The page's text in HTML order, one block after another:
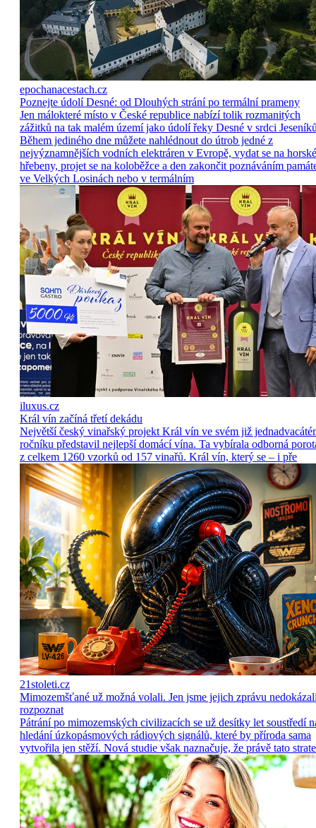
epochanacestach.cz
Poznejte údolí Desné: od Dlouhých strání po termální prameny
Jen málokteré místo v České republice nabízí tolik rozmanitých
zážitků na tak malém území jako údolí řeky Desné v srdci
Během jediného dne můžete nahlédnout do útrob jedné z
nejvýznamnějších vodních elektráren v Evropě, vydat se na horské
hřebeny, projet se na koloběžce a den zakončit poznáváním
ve Velkých Losinách nebo v termálním
iluxus.cz
Král vín začíná třetí dekádu
Největší český vinařský projekt Král vín ve svém již
ročníku představil nejlepší domácí vína. Ta vybírala odborná
z celkem 1260 vzorků od 157 vinařů. Král vín, který se – i pře
21stoleti.cz
Mimozemšťané už možná volali. Jen jsme jejich zprávu
rozpoznat
Pátrání po mimozemských civilizacích se už desítky let soustředí
hledání úzkopásmových rádiových signálů, které by příroda sama
vytvořila jen stěží. Nová studie však naznačuje, že právě tato strate